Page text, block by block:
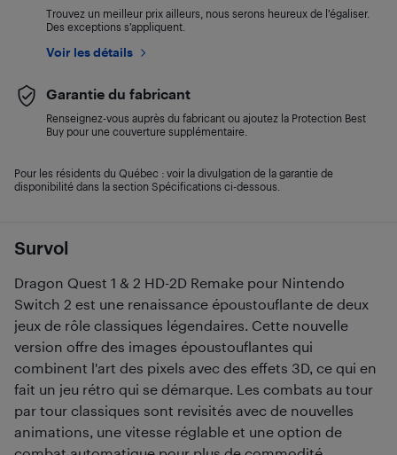
Survol
Dragon Quest 1 & 2 HD-2D Remake pour Nintendo
Switch 2 est une renaissance époustouflante de deux
jeux de rôle classiques légendaires. Cette nouvelle
version offre des images époustouflantes qui
combinent l'art des pixels avec des effets 3D, ce qui en
fait un jeu rétro qui se démarque. Les combats au tour
par tour classiques sont revisités avec de nouvelles
animations, une vitesse réglable et une option de
Trouvez un meilleur prix ailleurs, nous serons heureux de l’égaliser.
Des exceptions s’appliquent.
Voir les détails
Garantie du fabricant
Renseignez-vous auprès du fabricant ou ajoutez la Protection Best
Buy pour une couverture supplémentaire.
Pour les résidents du Québec : voir la divulgation de la garantie de
disponibilité dans la section Spécifications ci-dessous.